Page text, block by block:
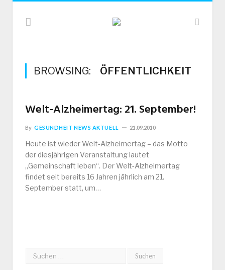
BROWSING: ÖFFENTLICHKEIT
Welt-Alzheimertag: 21. September!
By GESUNDHEIT NEWS AKTUELL 21.09.2010
Heute ist wieder Welt-Alzheimertag – das Motto
der diesjährigen Veranstaltung lautet
„Gemeinschaft leben“. Der Welt-Alzheimertag
findet seit bereits 16 Jahren jährlich am 21.
September statt, um…